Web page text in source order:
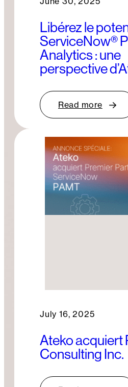
Libérez le
ServiceNow®
Analytics : une
perspective
Read more
July 16, 2025
Ateko acquiert
Consulting Inc.